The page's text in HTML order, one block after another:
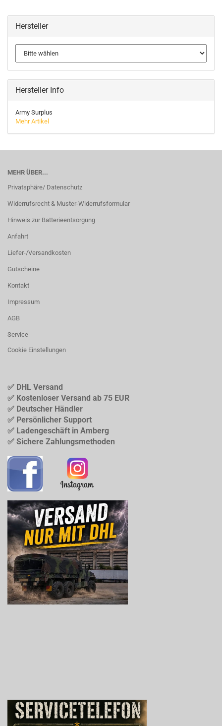
Hersteller
Hersteller Info
Army Surplus
Mehr Artikel
MEHR ÜBER...
Privatsphäre/ Datenschutz
Widerrufsrecht & Muster-Widerrufsformular
Hinweis zur Batterieentsorgung
Anfahrt
Liefer-/Versandkosten
Gutscheine
Kontakt
Impressum
AGB
Service
Cookie Einstellungen
✅ DHL Versand
✅ Kostenloser Versand ab 75 EUR
✅ Deutscher Händler
✅ Persönlicher Support
✅ Ladengeschäft in Amberg
✅ Sichere Zahlungsmethoden